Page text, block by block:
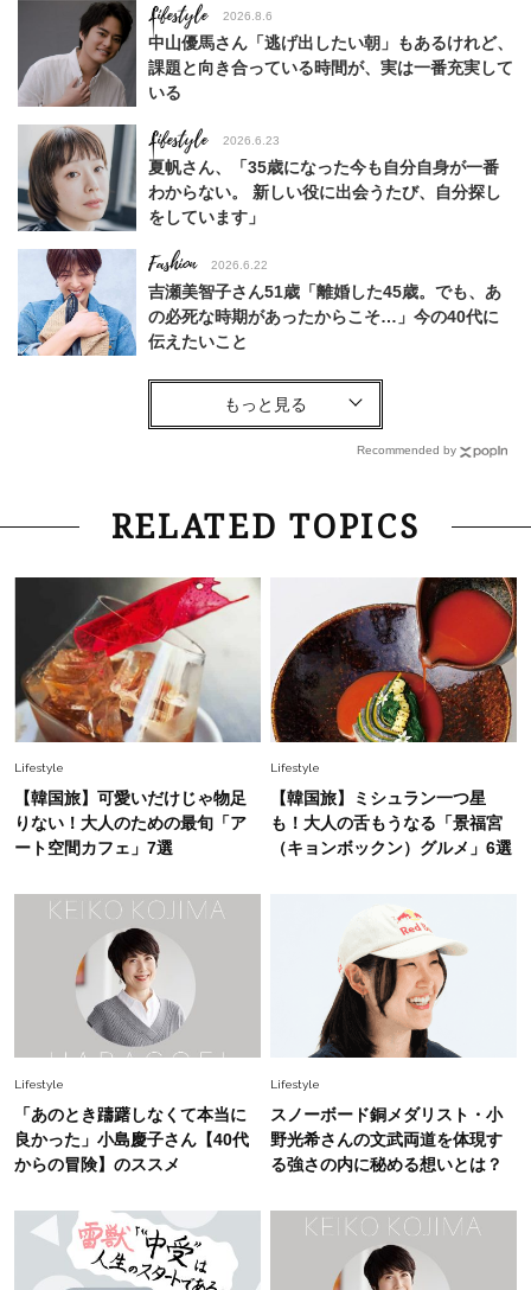
Lifestyle 2026.8.6
中山優馬さん「逃げ出したい朝」もあるけれど、
課題と向き合っている時間が、実は一番充実して
いる
Lifestyle 2026.6.23
夏帆さん、「35歳になった今も自分自身が一番
わからない。 新しい役に出会うたび、自分探し
をしています」
Fashion 2026.6.22
吉瀬美智子さん51歳「離婚した45歳。でも、あ
の必死な時期があったからこそ…」今の40代に
伝えたいこと
Fashion
【40代コンサバ派】白Tシャツは「パール×ゴー
ルドアクセ」を合わせるのが正解！〈大野真理子
Lifestyle 2026.7.29
「お若いですね」は褒め言葉？“若い＝美しい”と
ーレス連載22】
Lifestyle
26年夏の【開運アクション】は”ひと拭き”習
慣！「金運アップ→トイレ、じゃあ底上げ運
は？」
2026.5.22
梅宮アンナさん 電撃婚から1年、家族の価値観
を育み中「理想の暮らしよりも今の心地よさを選
んだ」
Fashion
中村ゆりさん「40代になり、やっと“仕事以外の
幸福感”に目が向いた」ライフスタイルも、服も
Fashion
白黒でもこんなに華やぐ！40代、夏の「甘めト
ップス×パンツ」コーデ〈3選〉
Fashion 2026.5.29
40代の夏通勤はこれ１着！「きちんと感」も
Fashion 2026.5.29
Recommended by
RELATED TOPICS
Lifestyle
【韓国旅】可愛いだけじゃ物足
りない！大人のための最旬「ア
ート空間カフェ」7選
Lifestyle
【韓国旅】ミシュラン一つ星
も！大人の舌もうなる「景福宮
（キョンボックン）グルメ」6選
Lifestyle
「あのとき躊躇しなくて本当に
良かった」小島慶子さん【40代
からの冒険】のススメ
Lifestyle
スノーボード銅メダリスト・小
野光希さんの文武両道を体現す
る強さの内に秘める想いとは？